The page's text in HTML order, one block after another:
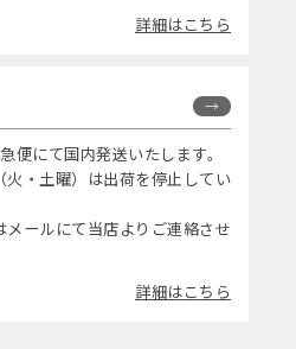
詳細はこちら
便にて国内発送いたします。
・土曜）は出荷を停止してい
ールにて当店よりご連絡させ
詳細はこちら